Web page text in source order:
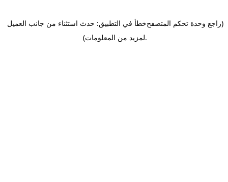
خطأ في التطبيق: حدث استثناء من جانب العميل(راجع وحدة تحكم المتصفح
لمزيد من المعلومات).